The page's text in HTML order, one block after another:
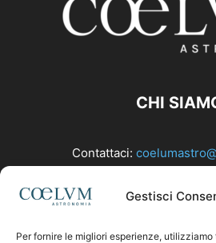
Gestisci
Per fornire le migliori esperienze,
CHI
Contattaci:
SEGUICI